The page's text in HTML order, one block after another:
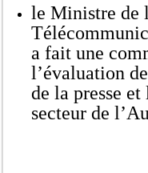
le Ministre de
a fait une
l’évaluation
de la presse
secteur de